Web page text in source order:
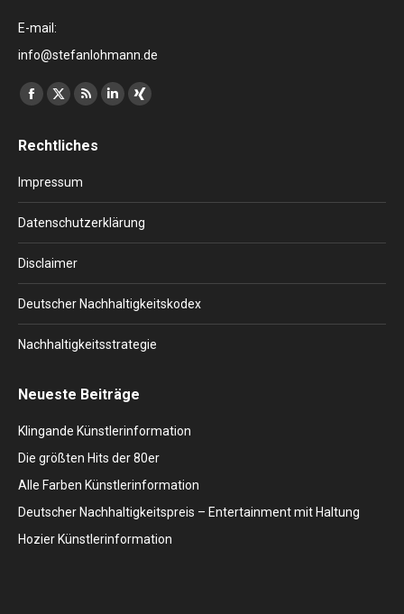
E-mail:
info@stefanlohmann.de
Finden Sie uns auf:
Facebook
opens
new
window
X
opens
new
window
RSS
opens
new
window
Linkedin
new
window
XING
new
window
Rechtliches
Impressum
Datenschutzerklärung
Disclaimer
Deutscher Nachhaltigkeitskodex
Nachhaltigkeitsstrategie
Neueste Beiträge
Klingande Künstlerinformation
Die größten Hits der 80er
Alle Farben Künstlerinformation
Deutscher Nachhaltigkeitspreis – Entertainment mit Haltung
Hozier Künstlerinformation